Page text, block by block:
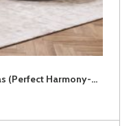
STRADA-N (IV gr.) minkštas kampas (Perfect Harmony-04) D